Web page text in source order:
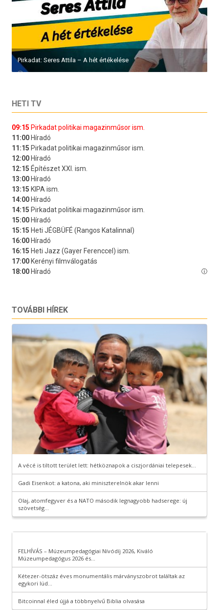
Pirkadat: Seres Attila – A hét értékelése
HETI TV
TOVÁBBI HÍREK